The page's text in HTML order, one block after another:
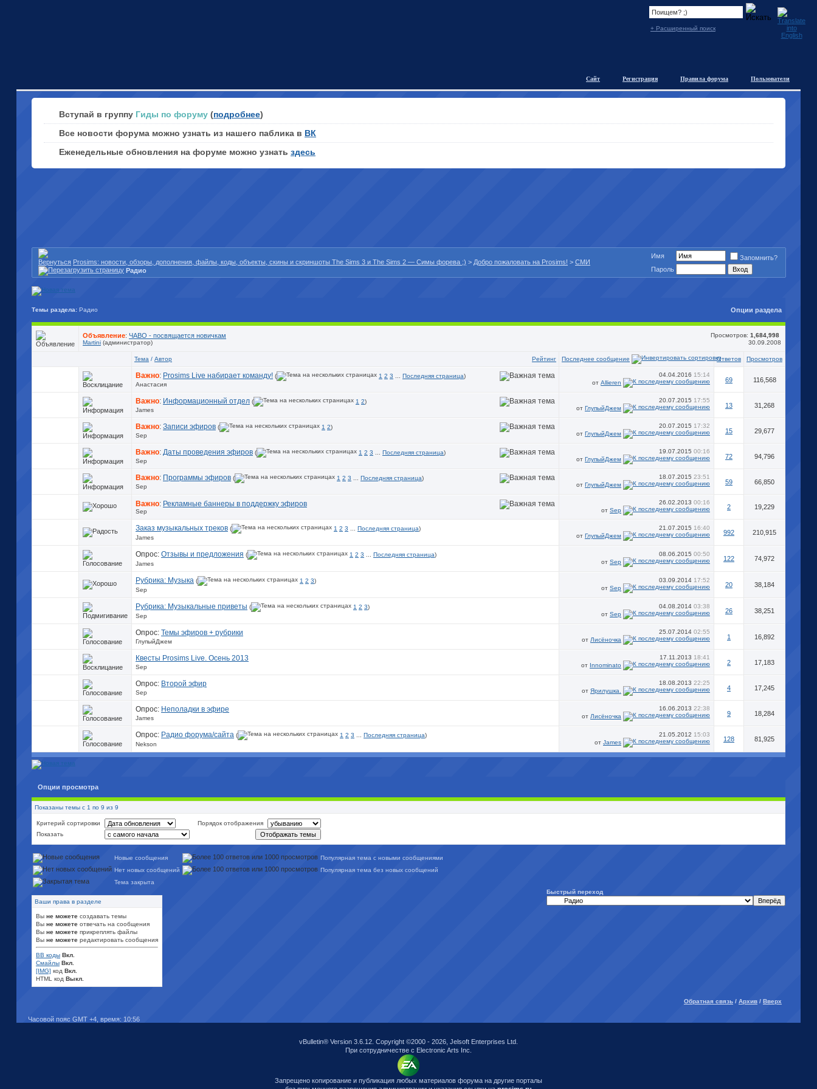
+ Расширенный поиск
Пользователи
Правила форума
Регистрация
Сайт
Вступай в группу Гиды по форуму (подробнее)
Все новости форума можно узнать из нашего паблика в ВК
Еженедельные обновления на форуме можно узнать здесь
Prosims: новости, обзоры, дополнения, файлы, коды, объекты, скины и скриншоты The Sims 3 и The Sims 2 — Симы форева ;) > Добро пожаловать на Prosims! > СМИ
Радио
Имя
Запомнить?
Пароль
Темы раздела: Радио Опции раздела
Просмотров: 1,684,998
Объявление: ЧАВО - посвящается новичкам
30.09.2008
Martini (администратор)
Рейтинг
Тема / Автор Последнее сообщение Ответов Просмотров
Важно: Prosims Live набирает команду! ( 1 2 3 Последняя страница)
Анастасия
04.04.2016 15:14
от Allieren 69 116,568
Важно: Информационный отдел ( 1 2)
James
20.07.2015 17:55
от ГлупыйДжем 13 31,268
Важно: Записи эфиров ( 1 2)
Sep
20.07.2015 17:32
от ГлупыйДжем 15 29,677
Важно: Даты проведения эфиров ( 1 2 3 Последняя страница)
Sep
19.07.2015 00:16
от ГлупыйДжем 72 94,796
Важно: Программы эфиров ( 1 2 3 Последняя страница)
Sep
18.07.2015 23:51
от ГлупыйДжем 59 66,850
Важно: Рекламные баннеры в поддержку эфиров
Sep
26.02.2013 00:16
от Sep 2 19,229
Заказ музыкальных треков ( 1 2 3 Последняя страница)
James
21.07.2015 16:40
от ГлупыйДжем 992 210,915
Опрос: Отзывы и предложения ( 1 2 3 Последняя страница)
James
08.06.2015 00:50
от Sep 122 74,972
Рубрика: Музыка ( 1 2 3)
Sep
03.09.2014 17:52
от Sep 20 38,184
Рубрика: Музыкальные приветы ( 1 2 3)
Sep
04.08.2014 03:38
от Sep 26 38,251
Опрос: Темы эфиров + рубрики
ГлупыйДжем
25.07.2014 02:55
от Лисёночка 1 16,892
Квесты Prosims Live. Осень 2013
Sep
17.11.2013 18:41
от Innominato 2 17,183
Опрос: Второй эфир
Sep
18.08.2013 22:25
от Ярилушка. 4 17,245
Опрос: Неполадки в эфире
James
16.06.2013 22:38
от Лисёночка 9 18,284
Опрос: Рaдио форума/сайта ( 1 2 3 Последняя страница)
Nekson
21.05.2012 15:03
от James 128 81,925
Опции просмотра
Показаны темы с 1 по 9 из 9
Критерий сортировки
Порядок отображения
Показать
Новые сообщения
Популярная тема с новыми сообщениями
Нет новых сообщений
Популярная тема без новых сообщений
Тема закрыта
Ваши права в разделе
Вы не можете создавать темы
Вы не можете отвечать на сообщения
Вы не можете прикреплять файлы
Вы не можете редактировать сообщения
BB коды Вкл.
Смайлы Вкл.
[IMG] код Вкл.
HTML код Выкл.
Быстрый переход
Обратная связь / Архив / Вверх
Часовой пояс GMT +4, время: 10:56
vBulletin® Version 3.6.12. Copyright ©2000 - 2026, Jelsoft Enterprises Ltd.
При сотрудничестве с Electronic Arts Inc.
Запрещено копирование и публикация любых материалов форума на другие порталы